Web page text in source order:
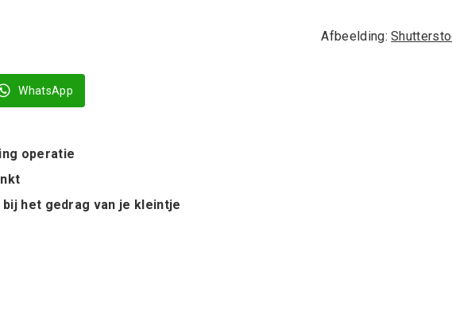
Afbeelding:
WhatsApp
operatie
het gedrag van je kleintje